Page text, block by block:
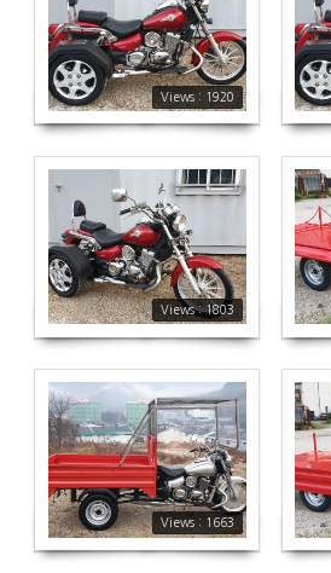
Views : 1920
1920
Views : 1803
1803
Views : 1663
1663